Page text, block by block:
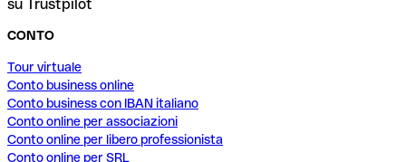
su Trustpilot
CONTO
Tour virtuale
Conto business online
Conto business con IBAN italiano
Conto online per associazioni
Conto online per libero professionista
Conto online per SRL